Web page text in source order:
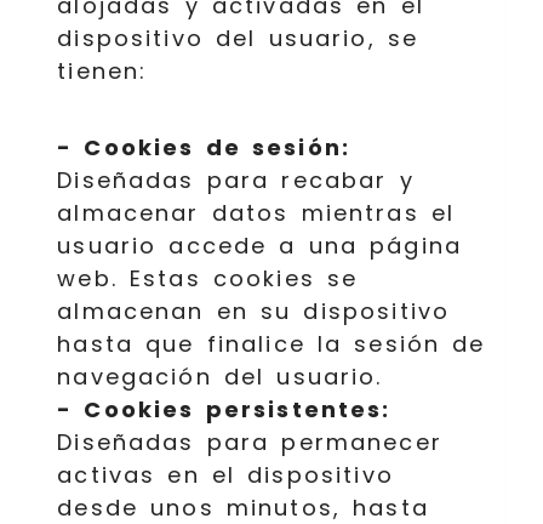
dispositivo del usuario, se
tienen:
- Cookies de sesión:
Diseñadas para recabar y
almacenar datos mientras el
usuario accede a una página
web. Estas cookies se
almacenan en su dispositivo
hasta que finalice la sesión de
navegación del usuario.
- Cookies persistentes:
Diseñadas para permanecer
activas en el dispositivo
desde unos minutos, hasta